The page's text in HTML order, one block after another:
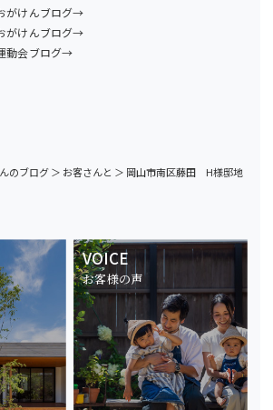
がけんブログ→
がけんブログ→
動会ブログ→
のブログ＞ お客さんと ＞ 岡山市南区藤田 H様邸地
VOICE
お客様の声